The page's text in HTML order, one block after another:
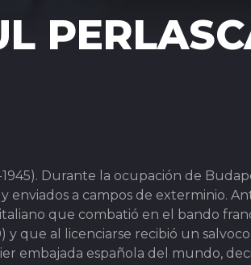
Durante la ocupación de
enviados a campos de exterminio.
que combatió en el bando
y que al licenciarse recibió un
embajada española del mundo,